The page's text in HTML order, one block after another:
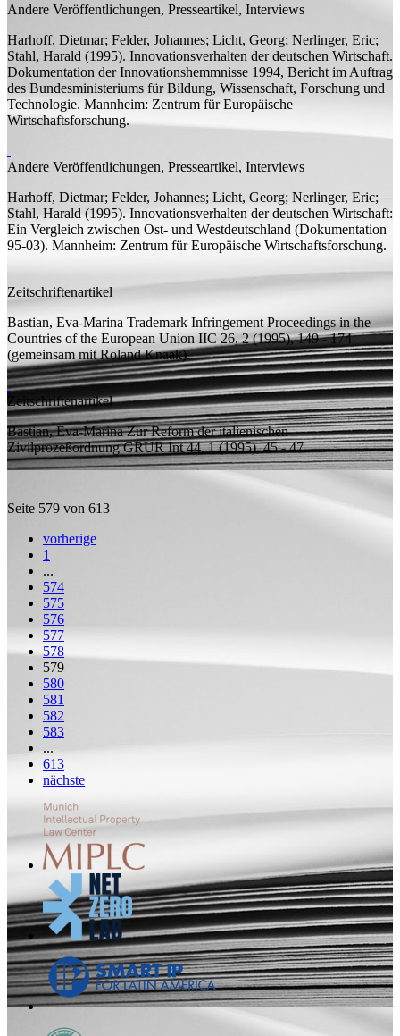
Andere Veröffentlichungen, Presseartikel, Interviews
Harhoff, Dietmar; Felder, Johannes; Licht, Georg; Nerlinger, Eric;
Stahl, Harald (1995). Innovationsverhalten der deutschen Wirtschaft.
Dokumentation der Innovationshemmnisse 1994, Bericht im Auftrag
des Bundesministeriums für Bildung, Wissenschaft, Forschung und
Technologie. Mannheim: Zentrum für Europäische
Wirtschaftsforschung.
Andere Veröffentlichungen, Presseartikel, Interviews
Harhoff, Dietmar; Felder, Johannes; Licht, Georg; Nerlinger, Eric;
Stahl, Harald (1995). Innovationsverhalten der deutschen Wirtschaft:
Ein Vergleich zwischen Ost- und Westdeutschland (Dokumentation
95-03). Mannheim: Zentrum für Europäische Wirtschaftsforschung.
Zeitschriftenartikel
Bastian, Eva-Marina Trademark Infringement Proceedings in the
Countries of the European UnionIIC 26, 2 (1995), 149 - 174
(gemeinsam mitRoland Knaak).
Zeitschriftenartikel
Bastian, Eva-Marina Zur Reform der italienischen
ZivilprozeßordnungGRUR Int 44, 1 (1995), 45 - 47.
Seite 579 von 613
vorherige
1
...
574
575
576
577
578
579
580
581
582
583
...
613
nächste